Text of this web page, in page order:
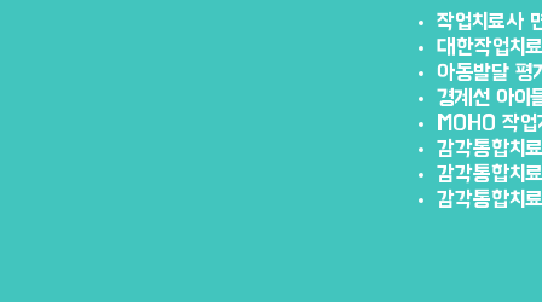
작업치료사
대한작업치
아동발달 평
경계선 아이
MOHO 작
감각통합치
감각통합치
감각통합치